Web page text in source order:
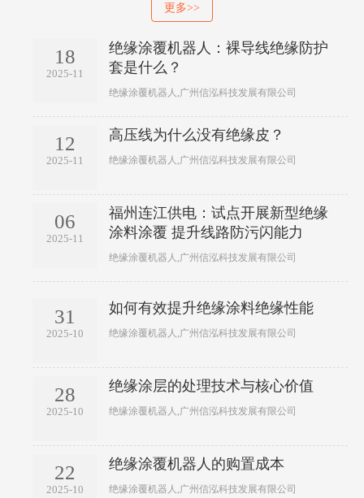
更多>>
18
2025-11
绝缘涂覆机器人：裸导线绝缘防护
套是什么？
绝缘涂覆机器人,广州信泓科技发展有限公司
12
2025-11
高压线为什么没有绝缘皮？
绝缘涂覆机器人,广州信泓科技发展有限公司
06
2025-11
福州连江供电：试点开展新型绝缘
涂料涂覆 提升线路防污闪能力
绝缘涂覆机器人,广州信泓科技发展有限公司
31
2025-10
如何有效提升绝缘涂料绝缘性能
绝缘涂覆机器人,广州信泓科技发展有限公司
28
2025-10
绝缘涂层的处理技术与核心价值
绝缘涂覆机器人,广州信泓科技发展有限公司
22
2025-10
绝缘涂覆机器人的购置成本
绝缘涂覆机器人,广州信泓科技发展有限公司